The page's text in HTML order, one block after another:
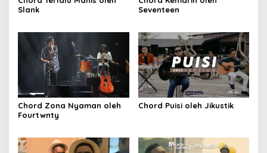
Slank
Seventeen
Chord Zona Nyaman oleh
Fourtwnty
Chord Puisi oleh Jikustik